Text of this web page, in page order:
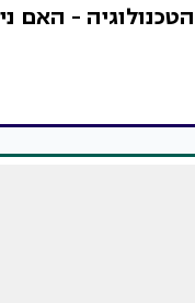
- האם